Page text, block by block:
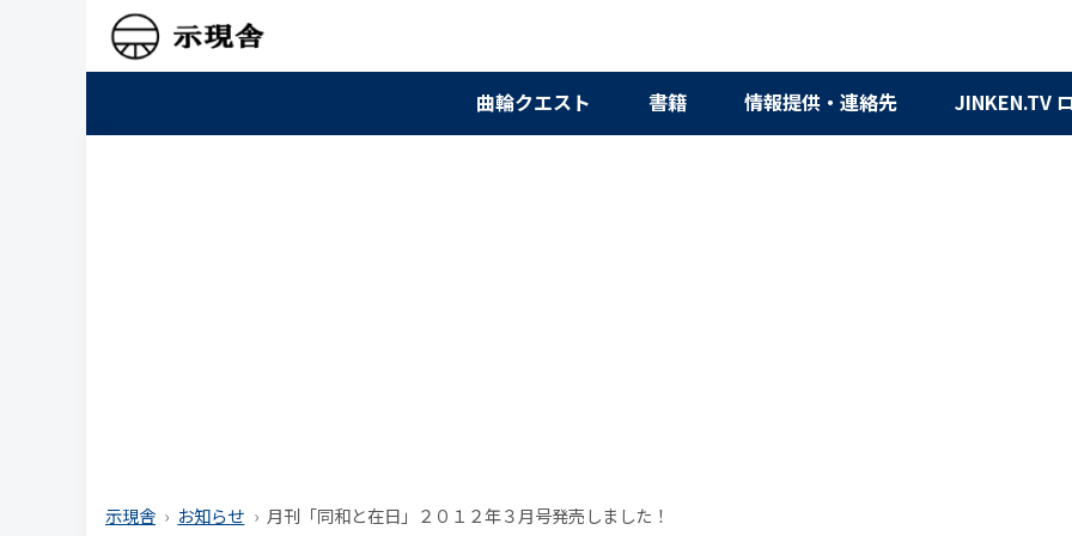
曲輪クエスト 書籍 情報提供・連絡先 JINKEN.TV
示現舎 お知らせ 月刊「同和と在日」２０１２年３月号発売しました！